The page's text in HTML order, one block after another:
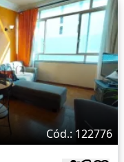
Cód.: 122776